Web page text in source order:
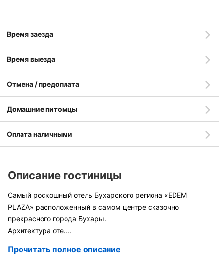
Время заезда
Время выезда
Отмена / предоплата
Домашние питомцы
Оплата наличными
Описание гостиницы
Самый роскошный отель Бухарского региона «EDEM
PLAZA» расположенный в самом центре сказочно
прекрасного города Бухары.
Архитектура оте....
Прочитать полное описание